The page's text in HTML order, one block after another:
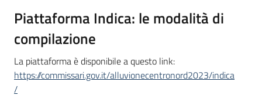
Piattaforma Indica: le modalità di
compilazione
La piattaforma è disponibile a questo link:
https://commissari.gov.it/alluvionecentronord2023/indica
/